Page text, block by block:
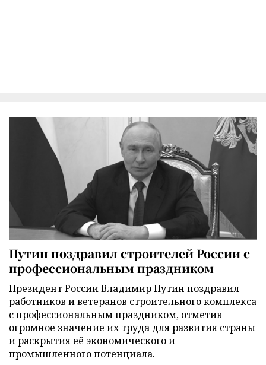
Путин поздравил строителей России с
профессиональным праздником
Президент России Владимир Путин поздравил
работников и ветеранов строительного комплекса
с профессиональным праздником, отметив
огромное значение их труда для развития страны
и раскрытия её экономического и
промышленного потенциала.